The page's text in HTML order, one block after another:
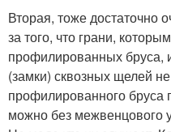
Вторая, тоже достаточно
за того, что грани,
профилированных
(замки) сквозных щелей
профилированного бруса
можно без межвенцового